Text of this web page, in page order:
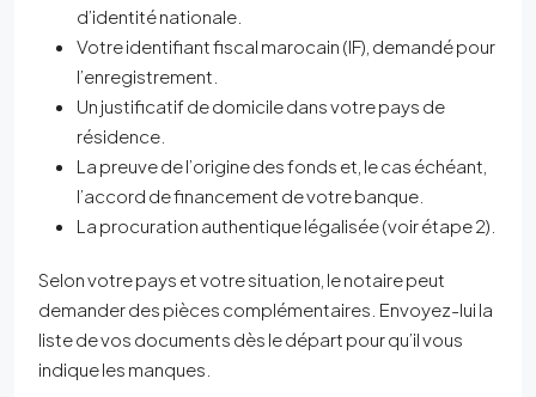
d’identité nationale.
Votre identifiant fiscal marocain (IF), demandé pour
l’enregistrement.
Un justificatif de domicile dans votre pays de
résidence.
La preuve de l’origine des fonds et, le cas échéant,
l’accord de financement de votre banque.
La procuration authentique légalisée (voir étape 2).
Selon votre pays et votre situation, le notaire peut
demander des pièces complémentaires. Envoyez-lui la
liste de vos documents dès le départ pour qu’il vous
indique les manques.